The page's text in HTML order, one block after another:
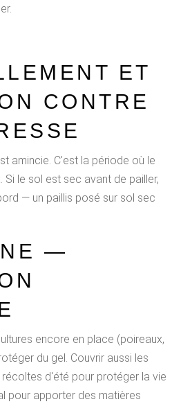
ET
CONTRE
amincie. C'est la période où le
Si le sol est sec avant de pailler,
— un paillis posé sur sol sec
—
encore en place (poireaux,
du gel. Couvrir aussi les
d'été pour protéger la vie
pour apporter des matières